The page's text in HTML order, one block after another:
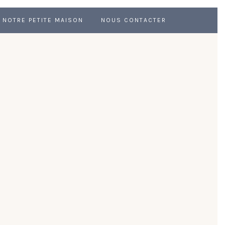
NOTRE PETITE MAISON NOUS CONTACTER